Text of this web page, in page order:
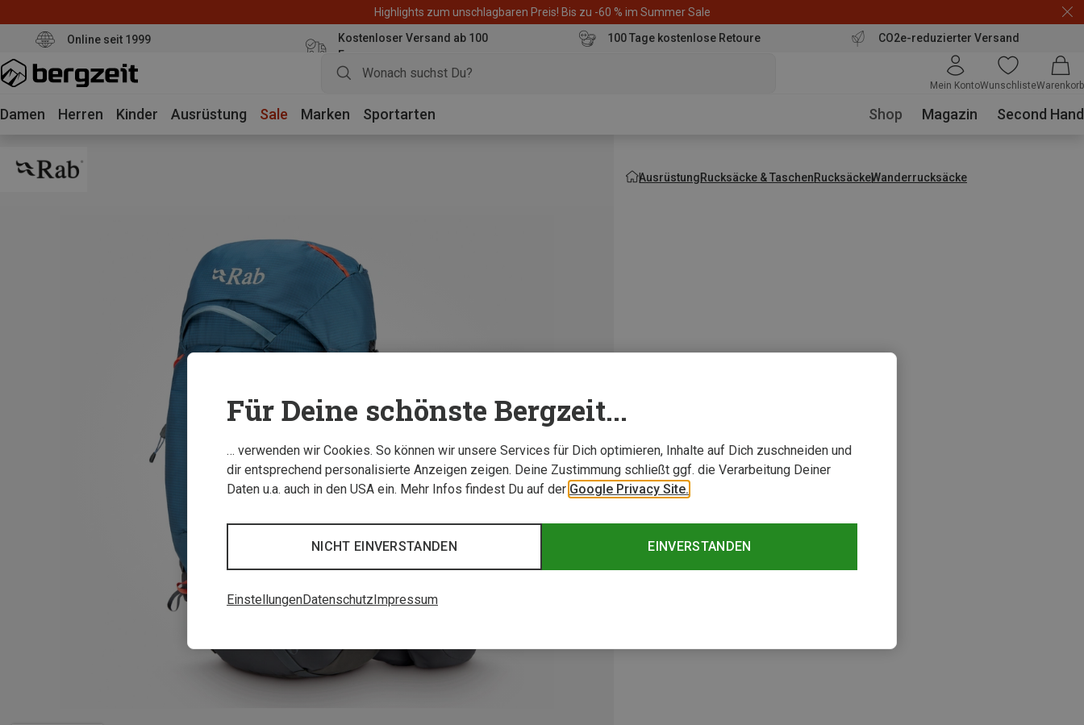
Highlights zum unschlagbaren Preis! Bis zu -60 % im Summer Sale
Online seit 1999
Kostenloser Versand ab 100
Euro
100 Tage kostenlose Retoure CO2e-reduzierter Versand
Mein KontoWunschlisteWarenkorb
Damen Herren Kinder Ausrüstung Sale Marken Sportarten Shop Magazin Second Hand
AusrüstungRucksäcke & TaschenRucksäckeWanderrucksäcke
Für Deine schönste Bergzeit...
… verwenden wir Cookies. So können wir unsere Services für Dich optimieren, Inhalte auf Dich zuschneiden und
dir entsprechend personalisierte Anzeigen zeigen. Deine Zustimmung schließt ggf. die Verarbeitung Deiner
Daten u.a. auch in den USA ein. Mehr Infos findest Du auf der Google Privacy Site.
EINVERSTANDEN
NICHT EINVERSTANDEN
EinstellungenDatenschutzImpressum